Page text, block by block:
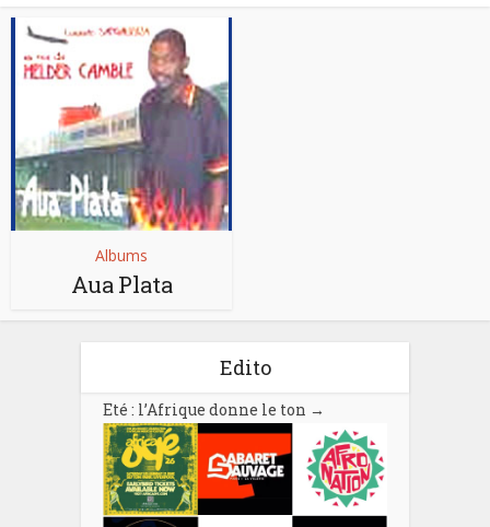
Albums
Aua Plata
Edito
Eté : l’Afrique donne le ton →